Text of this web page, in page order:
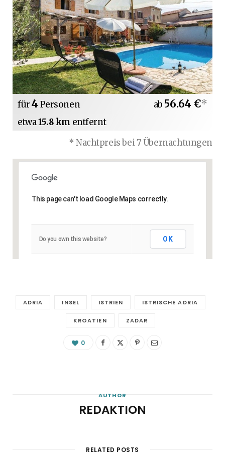
für4 Personen
etwa15.8 km entfernt
ab 56.64 €*
* Nachtpreis bei 7 Übernachtungen
This page can't load Google Maps correctly.
Do you own this website? OK
ADRIA INSEL ISTRIEN ISTRISCHE ADRIA
KROATIEN ZADAR
0
AUTHOR
REDAKTION
RELATED POSTS